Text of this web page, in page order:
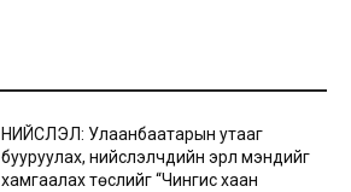
НИЙСЛЭЛ: Улаанбаатарын утааг
бууруулах, нийслэлчүүдийн эрүүл мэндийг
хамгаалах төслийг “Чингис хаан